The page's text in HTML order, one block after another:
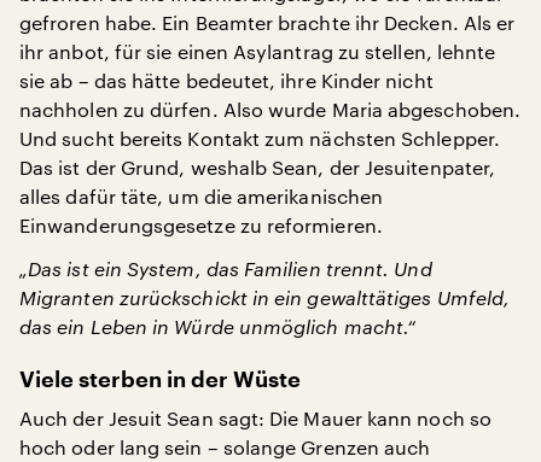
gefroren habe. Ein Beamter brachte ihr Decken. Als er
ihr anbot, für sie einen Asylantrag zu stellen, lehnte
sie ab – das hätte bedeutet, ihre Kinder nicht
nachholen zu dürfen. Also wurde Maria abgeschoben.
Und sucht bereits Kontakt zum nächsten Schlepper.
Das ist der Grund, weshalb Sean, der Jesuitenpater,
alles dafür täte, um die amerikanischen
Einwanderungsgesetze zu reformieren.
„Das ist ein System, das Familien trennt. Und
Migranten zurückschickt in ein gewalttätiges Umfeld,
das ein Leben in Würde unmöglich macht.“
Viele sterben in der Wüste
Auch der Jesuit Sean sagt: Die Mauer kann noch so
hoch oder lang sein – solange Grenzen auch